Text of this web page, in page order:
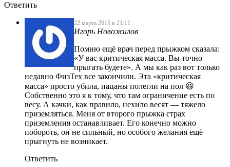
Ответить
22 марта 2015 в 21:11
Игорь Новожилов
Помню ещё врач перед прыжком сказала:
«У вас критическая масса. Вы точно
прыгать будете». А мы как раз вот только
недавно ФизТех все закончили. Эта «критическая
масса» просто убила, пацаны полегли на пол 😆
Собственно это я к тому, что там ограничение есть по
весу. А качки, как правило, нехило весят — тяжело
приземляться. Меня от второго прыжка страх
приземления останавливает. Его конечно можно
побороть, он не сильный, но особого желания ещё
прыгнуть не возникает.
Ответить